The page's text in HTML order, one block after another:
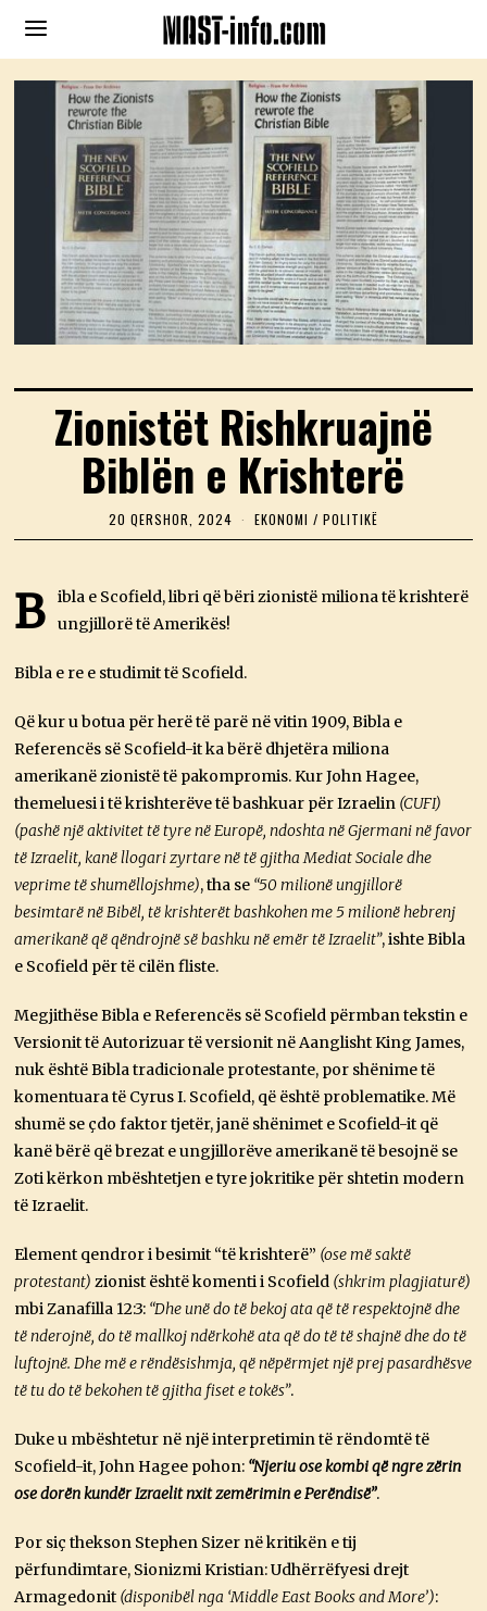
Zionistët Rishkruajnë
Biblën e Krishterë
20 QERSHOR, 2024
0
R
S
,
2
4
EKONOMI / POLITIKË
B
ibla e Scofield, libri që bëri zionistë miliona të krishterë
ungjillorë të Amerikës!
Bibla e re e studimit të Scofield.
Që kur u botua për herë të parë në vitin 1909, Bibla e
Referencës së Scofield-it ka bërë dhjetëra miliona
amerikanë zionistë të pakompromis. Kur John Hagee,
themeluesi i të krishterëve të bashkuar për Izraelin (CUFI)
(pashë një aktivitet të tyre në Europë, ndoshta në Gjermani në favor
të Izraelit, kanë llogari zyrtare në të gjitha Mediat Sociale dhe
veprime të shumëllojshme), tha se “50 milionë ungjillorë
besimtarë në Bibël, të krishterët bashkohen me 5 milionë hebrenj
amerikanë që qëndrojnë së bashku në emër të Izraelit”, ishte Bibla
e Scofield për të cilën fliste.
Megjithëse Bibla e Referencës së Scofield përmban tekstin e
Versionit të Autorizuar të versionit në Aanglisht King James,
nuk është Bibla tradicionale protestante, por shënime të
komentuara të Cyrus I. Scofield, që është problematike. Më
shumë se çdo faktor tjetër, janë shënimet e Scofield-it që
kanë bërë që brezat e ungjillorëve amerikanë të besojnë se
Zoti kërkon mbështetjen e tyre jokritike për shtetin modern
të Izraelit.
Element qendror i besimit “të krishterë” (ose më saktë
protestant) zionist është komenti i Scofield (shkrim plagjiaturë)
mbi Zanafilla 12:3: “Dhe unë do të bekoj ata që të respektojnë dhe
të nderojnë, do të mallkoj ndërkohë ata që do të të shajnë dhe do të
luftojnë. Dhe më e rëndësishmja, që nëpërmjet një prej pasardhësve
të tu do të bekohen të gjitha fiset e tokës”.
Duke u mbështetur në një interpretimin të rëndomtë të
Scofield-it, John Hagee pohon: “Njeriu ose kombi që ngre zërin
ose dorën kundër Izraelit nxit zemërimin e Perëndisë”.
Por siç thekson Stephen Sizer në kritikën e tij
përfundimtare, Sionizmi Kristian: Udhërrëfyesi drejt
Armagedonit (disponibël nga ‘Middle East Books and More’):